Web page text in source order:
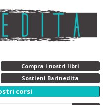
Compra i nostri libri
Sostieni Barinedita
corsi